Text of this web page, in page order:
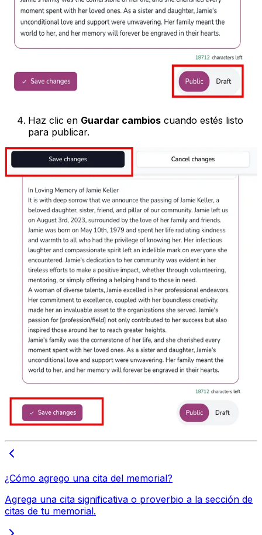
Haz clic en Guardar cambios cuando estés listo
para publicar.
¿Cómo agrego una cita del memorial?
Agrega una cita significativa o proverbio a la sección de
citas de tu memorial.